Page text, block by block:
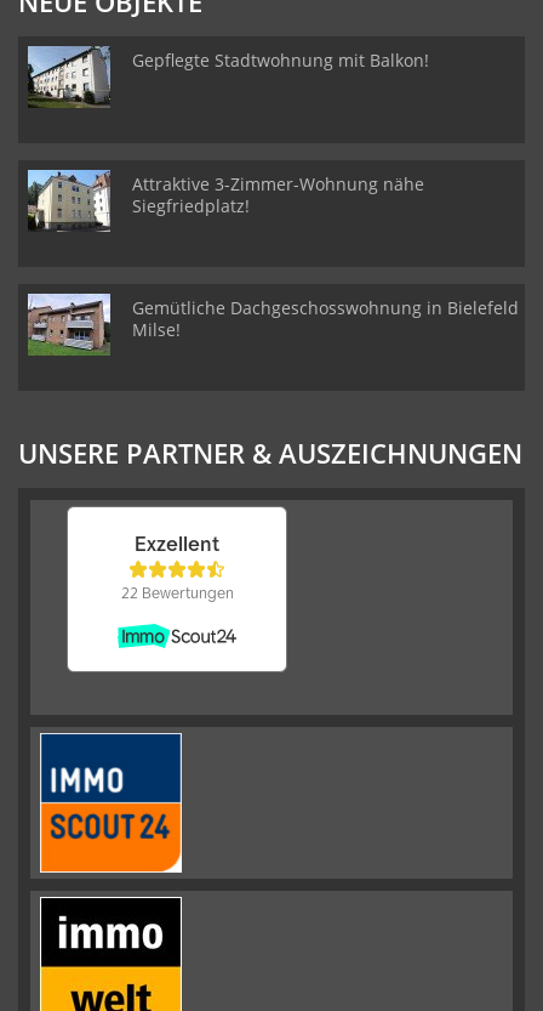
Gepflegte Stadtwohnung mit Balkon!
Attraktive 3-Zimmer-Wohnung nähe
Siegfriedplatz!
Gemütliche Dachgeschosswohnung in Bielefeld
Milse!
UNSERE PARTNER & AUSZEICHNUNGEN